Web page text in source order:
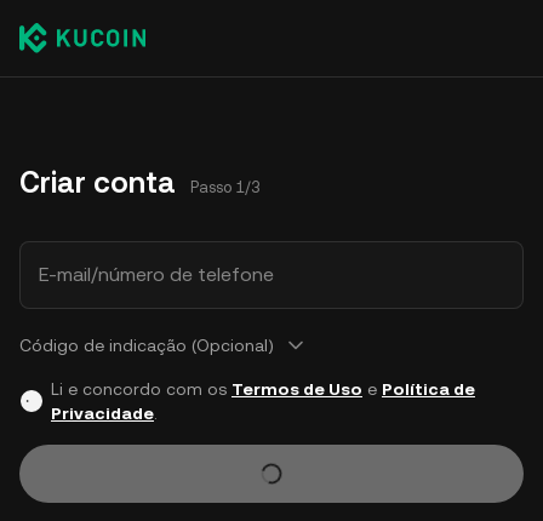
Criar conta Passo 1/3
E-mail/número de telefone
Código de indicação (Opcional)
Li e concordo com os Termos de Uso e Política de
Privacidade.